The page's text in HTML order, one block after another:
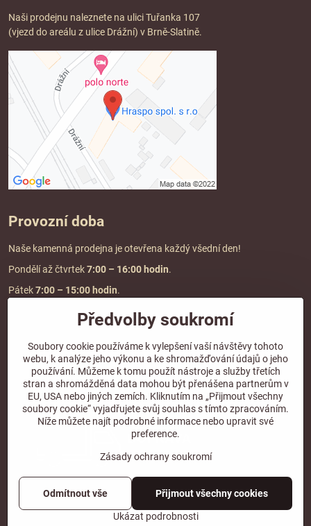
Naši prodejnu naleznete na ulici Tuřanka 107
(vjezd do areálu z ulice Drážní) v Brně-Slatině.
Provozní doba
Naše kamenná prodejna je otevřena každý všední den!
Pondělí až čtvrtek7:00 – 16:00 hodin.
Pátek7:00 – 15:00 hodin.
Doprava a platba
DOPRAVA ZDARMA
při objednávce nad2000 Kč vč. DPH.
*Nevztahuje se na paletovou přepravu.
©2026CopyrightPředvolby soukromíZásady ochrany soukromí
Vytvořeno systémem:ByznysWeb.cz
Předvolby soukromí
Soubory cookie používáme k vylepšení vaší návštěvy tohoto
webu, k analýze jeho výkonu a ke shromažďování údajů o jeho
používání. Můžeme k tomu použít nástroje a služby třetích
stran a shromážděná data mohou být přenášena partnerům v
EU, USA nebo jiných zemích. Kliknutím na „Přijmout všechny
soubory cookie“ vyjadřujete svůj souhlas s tímto zpracováním.
Níže můžete najít podrobné informace nebo upravit své
preference.
Zásady ochrany soukromí
Ukázat podrobnosti
Přijmout všechny cookies
Odmítnout vše